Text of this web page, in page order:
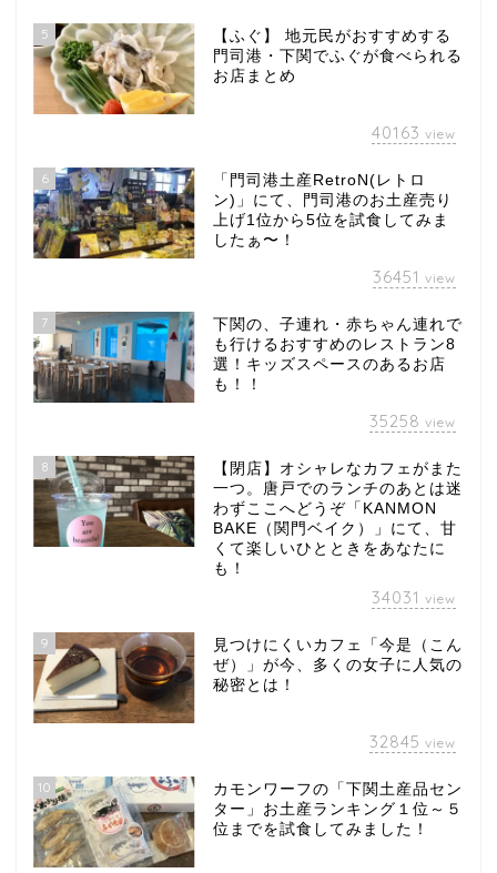
5
【ふぐ】 地元民がおすすめする
門司港・下関でふぐが食べられる
お店まとめ
40163 view
6
「門司港土産RetroN(レトロ
ン)」にて、門司港のお土産売り
上げ1位から5位を試食してみま
したぁ〜！
36451 view
7
下関の、子連れ・赤ちゃん連れで
も行けるおすすめのレストラン8
選！キッズスペースのあるお店
も！！
35258 view
8
【閉店】オシャレなカフェがまた
一つ。唐戸でのランチのあとは迷
わずここへどうぞ「KANMON
BAKE（関門ベイク）」にて、甘
くて楽しいひとときをあなたに
も！
34031 view
9
見つけにくいカフェ「今是（こん
ぜ）」が今、多くの女子に人気の
秘密とは！
32845 view
10
カモンワーフの「下関土産品セン
ター」お土産ランキング１位～５
位までを試食してみました！